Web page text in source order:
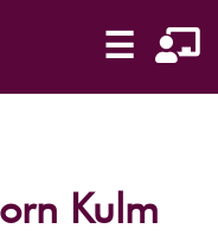
☰
Kulm